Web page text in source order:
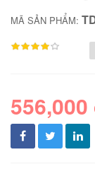
MÃ SẢN PHẨM:
556,000